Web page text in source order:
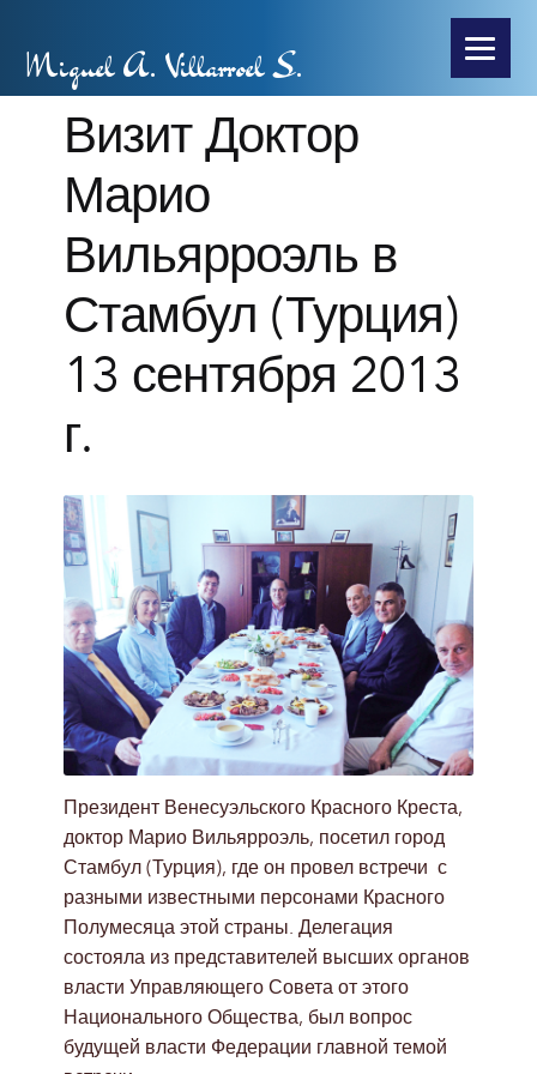
Miguel A. Villarroel S.
Визит Доктор
Марио
Вильярроэль в
Стамбул (Турция)
13 сентября 2013
г.
Президент Венесуэльского Красного Креста,
доктор Марио Вильярроэль, посетил город
Стамбул (Турция), где он провел встречи с
разными известными персонами Красного
Полумесяца этой страны. Делегация
состояла из представителей высших органов
власти Управляющего Совета от этого
Национального Общества, был вопрос
будущей власти Федерации главной темой